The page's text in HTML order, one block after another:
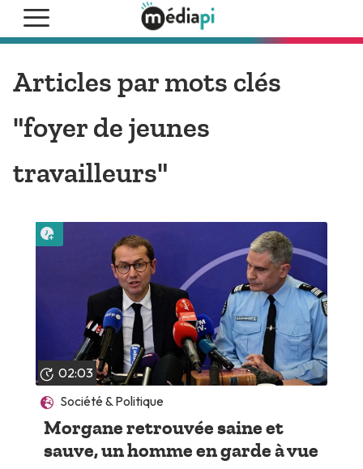
Articles par mots clés
"foyer de jeunes
travailleurs"
02:03
Société & Politique
Morgane retrouvée saine et
sauve, un homme en garde à vue